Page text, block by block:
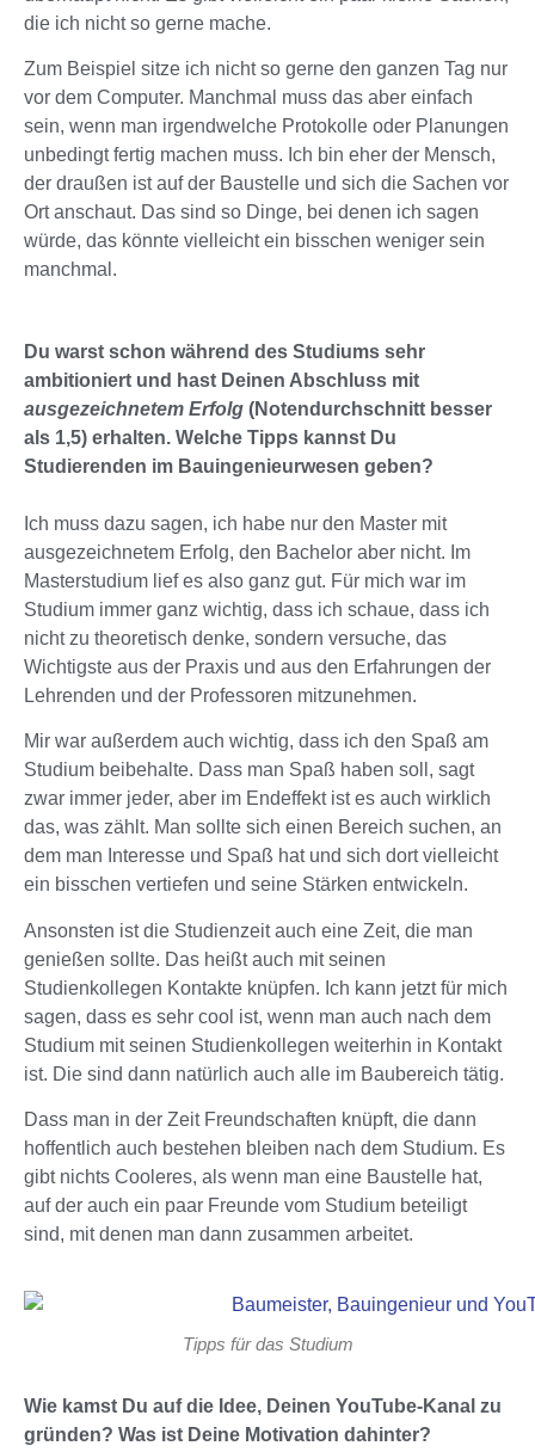
die ich nicht so gerne mache.
Zum Beispiel sitze ich nicht so gerne den ganzen Tag nur
vor dem Computer. Manchmal muss das aber einfach
sein, wenn man irgendwelche Protokolle oder Planungen
unbedingt fertig machen muss. Ich bin eher der Mensch,
der draußen ist auf der Baustelle und sich die Sachen vor
Ort anschaut. Das sind so Dinge, bei denen ich sagen
würde, das könnte vielleicht ein bisschen weniger sein
manchmal.
Du warst schon während des Studiums sehr
ambitioniert und hast Deinen Abschluss mit
ausgezeichnetem Erfolg (Notendurchschnitt besser
als 1,5) erhalten. Welche Tipps kannst Du
Studierenden im Bauingenieurwesen geben?
Ich muss dazu sagen, ich habe nur den Master mit
ausgezeichnetem Erfolg, den Bachelor aber nicht. Im
Masterstudium lief es also ganz gut. Für mich war im
Studium immer ganz wichtig, dass ich schaue, dass ich
nicht zu theoretisch denke, sondern versuche, das
Wichtigste aus der Praxis und aus den Erfahrungen der
Lehrenden und der Professoren mitzunehmen.
Mir war außerdem auch wichtig, dass ich den Spaß am
Studium beibehalte. Dass man Spaß haben soll, sagt
zwar immer jeder, aber im Endeffekt ist es auch wirklich
das, was zählt. Man sollte sich einen Bereich suchen, an
dem man Interesse und Spaß hat und sich dort vielleicht
ein bisschen vertiefen und seine Stärken entwickeln.
Ansonsten ist die Studienzeit auch eine Zeit, die man
genießen sollte. Das heißt auch mit seinen
Studienkollegen Kontakte knüpfen. Ich kann jetzt für mich
sagen, dass es sehr cool ist, wenn man auch nach dem
Studium mit seinen Studienkollegen weiterhin in Kontakt
ist. Die sind dann natürlich auch alle im Baubereich tätig.
Dass man in der Zeit Freundschaften knüpft, die dann
hoffentlich auch bestehen bleiben nach dem Studium. Es
gibt nichts Cooleres, als wenn man eine Baustelle hat,
auf der auch ein paar Freunde vom Studium beteiligt
sind, mit denen man dann zusammen arbeitet.
Tipps für das Studium
Wie kamst Du auf die Idee, Deinen YouTube-Kanal zu
gründen? Was ist Deine Motivation dahinter?